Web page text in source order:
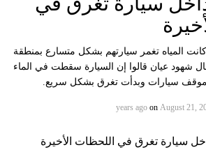
كانت المياه تغمر سيارتهم بشكل متسارع بمنطقة
شهود عيان قالوا إن السيارة سقطت في الماء
سيارات وبدأت تغرق بشكل سريع.
on August 21,